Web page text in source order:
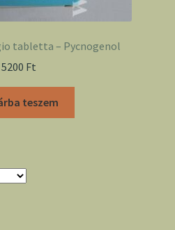
tabletta – Pycnogenol
5200 Ft
teszem